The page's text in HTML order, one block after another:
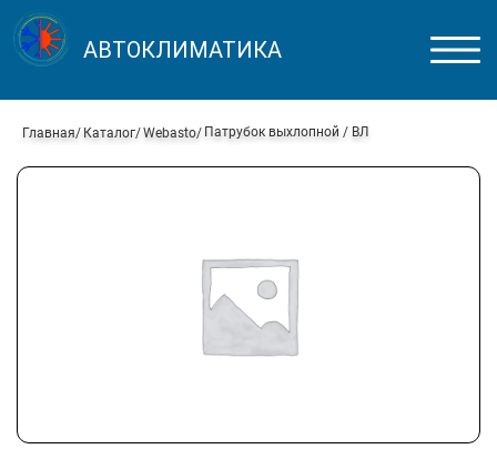
АВТОКЛИМАТИКА
Главная Каталог Webasto Патрубок выхлопной / ВЛ